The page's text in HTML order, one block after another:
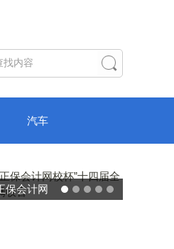
汽车
面教育”：理想树AI自